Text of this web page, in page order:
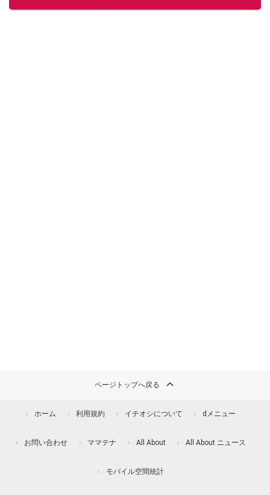
ページトップへ戻る
ホーム 利用規約 イチオシについて dメニュー
お問い合わせ ママテナ All About All About ニュース
モバイル空間統計